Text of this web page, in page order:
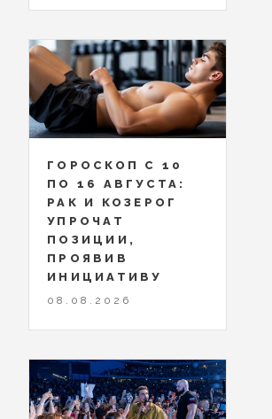
ГОРОСКОП С 10
ПО 16 АВГУСТА:
РАК И КОЗЕРОГ
УПРОЧАТ
ПОЗИЦИИ,
ПРОЯВИВ
ИНИЦИАТИВУ
08.08.2026